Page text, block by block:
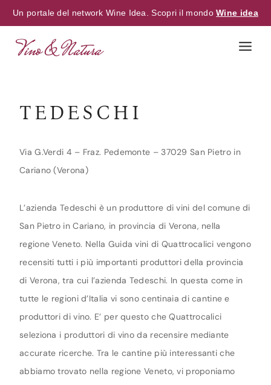
Un portale del network Wine Idea. Scopri il mondoWine idea
TEDESCHI
Via G.Verdi 4 – Fraz. Pedemonte – 37029 San Pietro in
Cariano (Verona)
L’azienda Tedeschi è un produttore di vini del comune di
San Pietro in Cariano, in provincia di Verona, nella
regione Veneto. Nella Guida vini di Quattrocalici vengono
recensiti tutti i più importanti produttori della provincia
di Verona, tra cui l’azienda Tedeschi. In questa come in
tutte le regioni d’Italia vi sono centinaia di cantine e
produttori di vino. E’ per questo che Quattrocalici
seleziona i produttori di vino da recensire mediante
accurate ricerche. Tra le cantine più interessanti che
abbiamo trovato nella regione Veneto, vi proponiamo